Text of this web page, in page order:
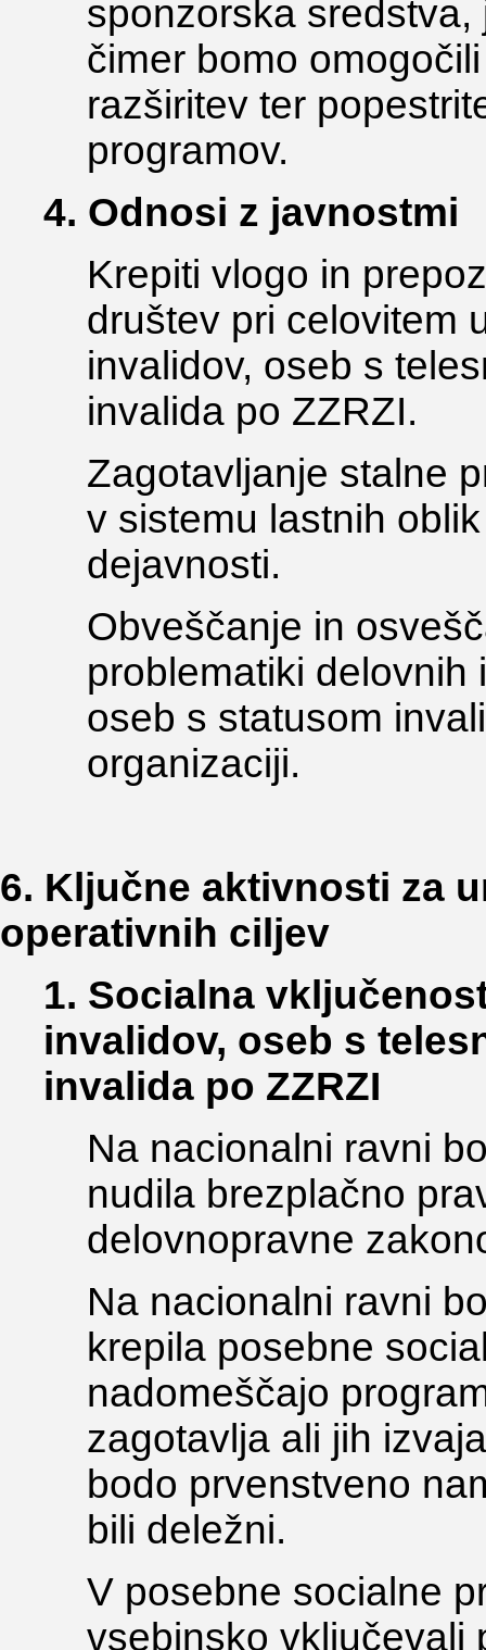
sponzorska
čimer bomo
razširitev ter
programov.
4. Odnosi z javnostmi
Krepiti vlogo in
društev pri celovitem
invalidov, oseb s
invalida po ZZRZI.
Zagotavljanje stalne
v sistemu lastnih
dejavnosti.
Obveščanje in
problematiki delovnih
oseb s statusom
organizaciji.
6. Ključne aktivnosti za
operativnih ciljev
1. Socialna
invalidov, oseb s
invalida po ZZRZI
Na nacionalni ravni
nudila brezplačno
delovnopravne
Na nacionalni ravni
krepila posebne
nadomeščajo
zagotavlja ali jih
bodo prvenstveno
bili deležni.
V posebne socialne
vsebinsko vključevali